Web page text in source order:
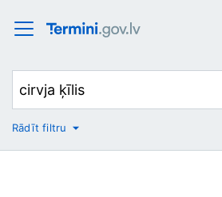
No
Rādīt filtru